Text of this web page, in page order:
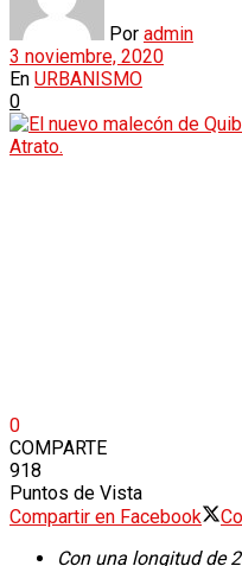
VÍDEOS
ACTUALIDAD
VIRALES
PUBLICACIONES
REVISTA DE
URBANISMO
Por admin
3 noviembre, 2020
En URBANISMO
0
0
COMPARTE
918
Puntos de Vista
Compartir en Facebook
Con una longitud de